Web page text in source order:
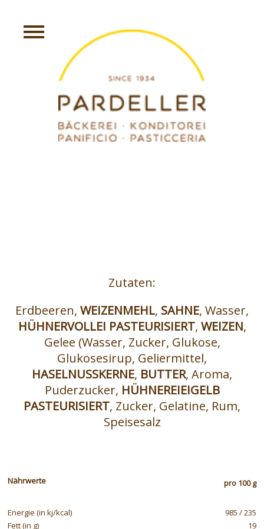
Zutaten:
Erdbeeren, WEIZENMEHL, SAHNE, Wasser,
HÜHNERVOLLEI PASTEURISIERT, WEIZEN,
Gelee (Wasser, Zucker, Glukose,
Glukosesirup, Geliermittel,
HASELNUSSKERNE, BUTTER, Aroma,
Puderzucker, HÜHNEREIEIGELB
PASTEURISIERT, Zucker, Gelatine, Rum,
Speisesalz
Nährwerte pro 100 g
Energie (in kj/kcal)
985 / 235
Fett (in g)
19